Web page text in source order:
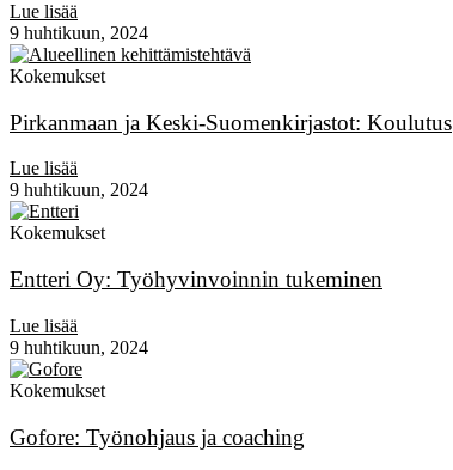
Lue lisää
9 huhtikuun, 2024
Kokemukset
Pirkanmaan ja Keski-Suomenkirjastot: Koulutus
Lue lisää
9 huhtikuun, 2024
Kokemukset
Entteri Oy: Työhyvinvoinnin tukeminen
Lue lisää
9 huhtikuun, 2024
Kokemukset
Gofore: Työnohjaus ja coaching